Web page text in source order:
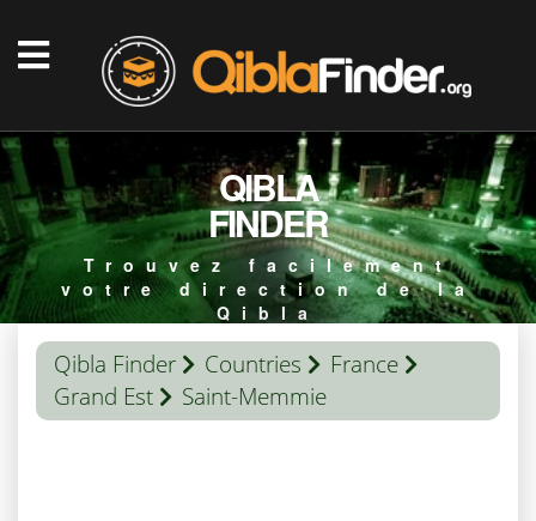
QIBLA
FINDER
Trouvez facilement
votre direction de la
Qibla
Qibla Finder Countries
France
Grand Est
Saint-Memmie